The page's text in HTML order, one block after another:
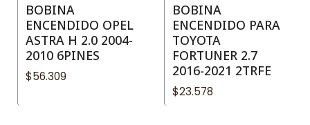
BOBINA
ENCENDIDO OPEL
ASTRA H 2.0 2004-
2010 6PINES
$56.309
BOBINA
ENCENDIDO PARA
TOYOTA
FORTUNER 2.7
2016-2021 2TRFE
$23.578